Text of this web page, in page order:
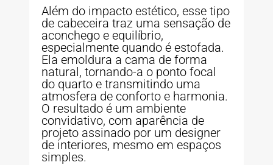
Além do impacto estético, esse tipo
de cabeceira traz uma sensação de
aconchego e equilíbrio,
especialmente quando é estofada.
Ela emoldura a cama de forma
natural, tornando-a o ponto focal
do quarto e transmitindo uma
atmosfera de conforto e harmonia.
O resultado é um ambiente
convidativo, com aparência de
projeto assinado por um designer
de interiores, mesmo em espaços
simples.